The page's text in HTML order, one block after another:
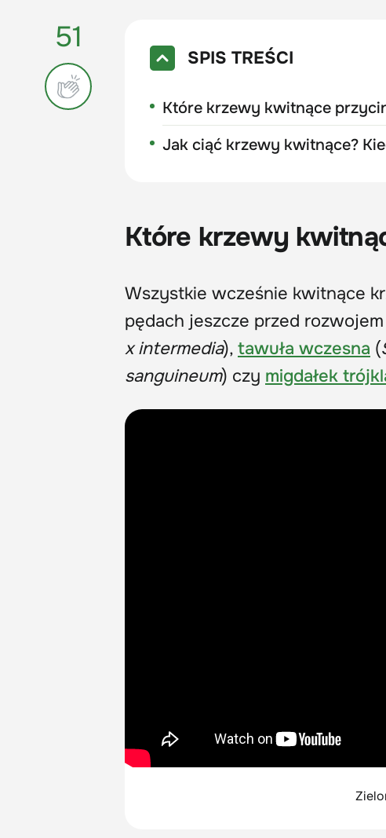
51
SPIS TREŚCI
Które krzewy kwitnące
Jak ciąć krzewy kwitnące?
Które krzewy
Wszystkie wcześnie kwitnące
pędach jeszcze przed
x intermedia), tawuła wczesna (
sanguineum) czy migdałek